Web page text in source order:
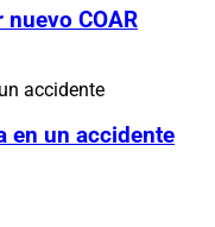
COAR
en un accidente